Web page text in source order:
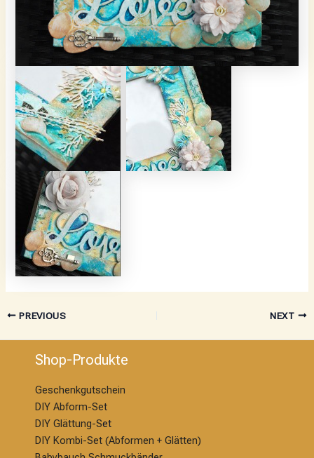
PREVIOUS NEXT
Shop-Produkte
Geschenkgutschein
DIY Abform-Set
DIY Glättung-Set
DIY Kombi-Set (Abformen + Glätten)